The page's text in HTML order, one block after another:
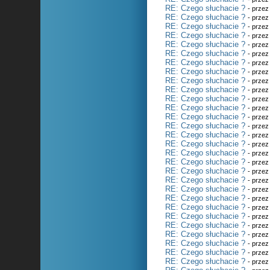
RE: Czego słuchacie ? -
RE: Czego słuchacie ? - przez
RE: Czego słuchacie ? - przez
RE: Czego słuchacie ? -
RE: Czego słuchacie ? -
RE: Czego słuchacie ? -
RE: Czego słuchacie ? -
RE: Czego słuchacie ? -
RE: Czego słuchacie ? -
RE: Czego słuchacie ? -
RE: Czego słuchacie ? -
RE: Czego słuchacie ? -
RE: Czego słuchacie ? -
RE: Czego słuchacie ? -
RE: Czego słuchacie ? -
RE: Czego słuchacie ? -
RE: Czego słuchacie ? - przez
RE: Czego słuchacie ? -
RE: Czego słuchacie ? -
RE: Czego słuchacie ? -
RE: Czego słuchacie ? -
RE: Czego słuchacie ? -
RE: Czego słuchacie ? -
RE: Czego słuchacie ? -
RE: Czego słuchacie ? -
RE: Czego słuchacie ? - przez
RE: Czego słuchacie ? -
RE: Czego słuchacie ? -
RE: Czego słuchacie ? -